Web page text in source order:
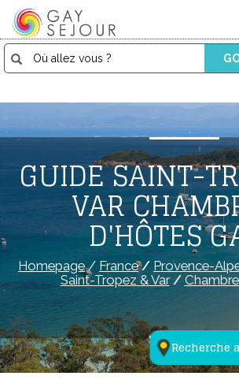
Recherche
GUIDE SAINT-
VAR
D'HÔTES
Homepage/ France/ Provence-
Saint-Tropez & Var/